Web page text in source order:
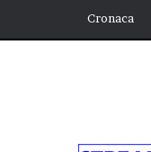
Cronaca